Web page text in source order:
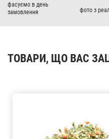
фасуємо в день
замовлення
фото з
ТОВАРИ, ЩО ВАС